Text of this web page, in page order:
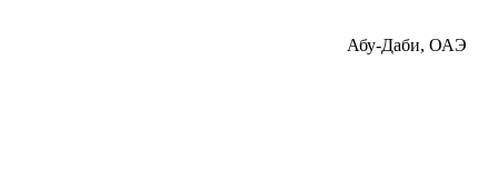
Абу-Даби, ОАЭ